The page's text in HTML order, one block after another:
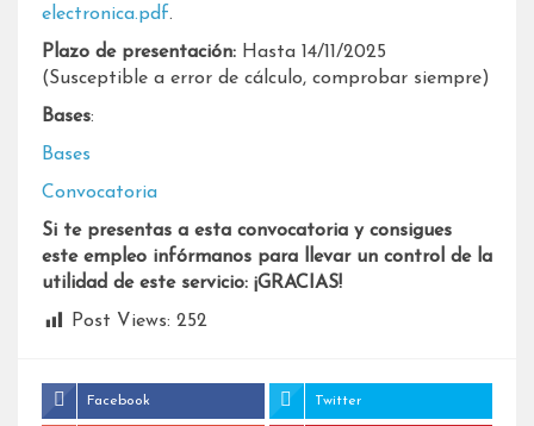
electronica.pdf.
Plazo de presentación: Hasta 14/11/2025
(Susceptible a error de cálculo, comprobar siempre)
Bases:
Bases
Convocatoria
Si te presentas a esta convocatoria y consigues
este empleo infórmanos para llevar un control de la
utilidad de este servicio: ¡GRACIAS!
Post Views: 252
Facebook Twitter